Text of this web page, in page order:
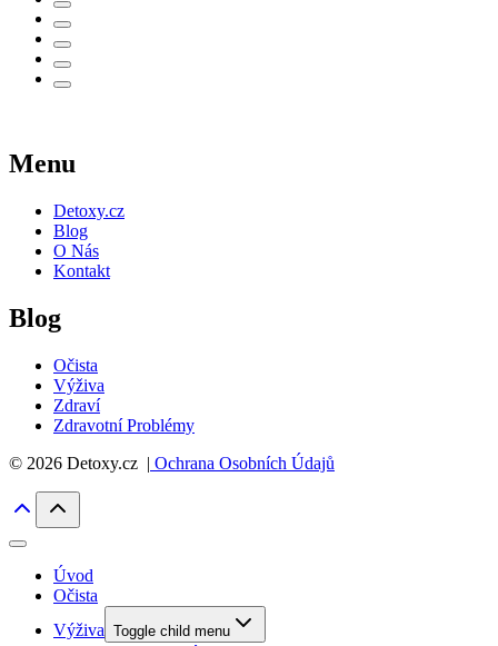
Menu
Detoxy.cz
Blog
O Nás
Kontakt
Blog
Očista
Výživa
Zdraví
Zdravotní Problémy
© 2026 Detoxy.cz | Ochrana Osobních Údajů
Úvod
Očista
Výživa Toggle child menu